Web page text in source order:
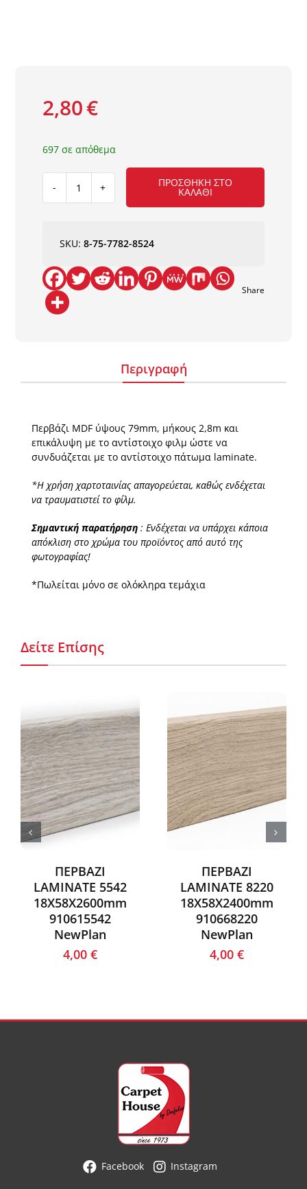
Πατάκια2,80€
697 σε απόθεμα
ΠΕΡΒΑΖΙ
NewPlan
ποσότητα
ΠΡΟΣΘΉΚΗ ΣΤΟ
ΚΑΛΆΘΙ
SKU:8-75-7782-8524
Share
Περιγραφή
Περβάζι MDF ύψους 79mm, μήκους 2,8m και
επικάλυψη με το αντίστοιχο φιλμ ώστε να
συνδυάζεται με το αντίστοιχο πάτωμα laminate.
*Η χρήση χαρτοταινίας απαγορεύεται, καθώς ενδέχεται
να τραυματιστεί το φίλμ.
Σημαντική παρατήρηση: Ενδέχεται να υπάρχει κάποια
απόκλιση στο χρώμα του προϊόντος από αυτό της
φωτογραφίας!
*Πωλείται μόνο σε ολόκληρα τεμάχια
Δείτε Επίσης
ΠΕΡΒΑΖΙ
LAMINATE 5542
18Χ58X2600mm
910615542
NewPlan
4,00 €
ΠΕΡΒΑΖΙ
LAMINATE 8220
18Χ58X2400mm
910668220
NewPlan
4,00 €
Facebook Instagram